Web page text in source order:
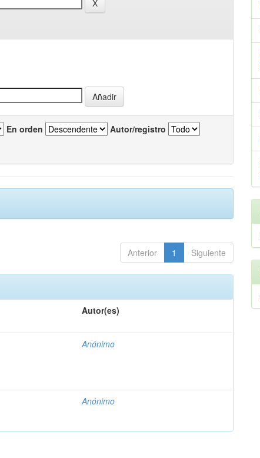
En orden Autor/registro
Anterior 1 Siguiente
Autor(es)
Anónimo
Anónimo